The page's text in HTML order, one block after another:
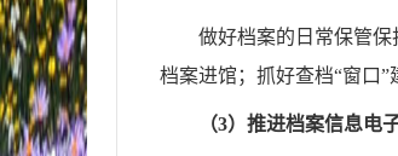
做好档案的日常保管
档案进馆；抓好查档“窗口”
（3）推进档案信息电